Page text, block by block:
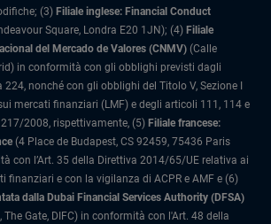
(3) Filiale inglese: Financial Conduct
Square, Londra E20 1JN); (4) Filiale
del Mercado de Valores (CNMV) (Calle
in conformità con gli obblighi previsti dagli
nonché con gli obblighi del Titolo V, Sezione I
mercati finanziari (LMF) e degli articoli 111, 114 e
217/2008, rispettivamente, (5) Filiale francese:
(4 Place de Budapest, CS 92459, 75436 Paris
con l’Art. 35 della Direttiva 2014/65/UE relativa ai
finanziari e con la vigilanza di ACPR e AMF e (6)
dalla Dubai Financial Services Authority (DFSA)
The Gate, DIFC) in conformità con l'Art. 48 della